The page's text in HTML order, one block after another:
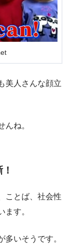
美人さんな顔立
んね。
ことば、社会性
ます。
いそうです。